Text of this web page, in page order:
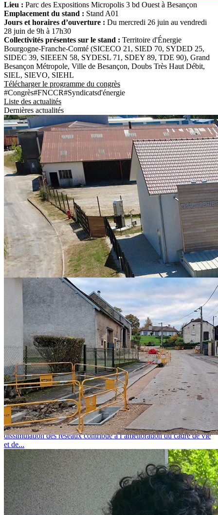
Lieu : Parc des Expositions Micropolis 3 bd Ouest à Besançon
Emplacement du stand : Stand A01
Jours et horaires d’ouverture : Du mercredi 26 juin au vendredi
28 juin de 9h à 17h30
Collectivités présentes sur le stand : Territoire d'Énergie
Bourgogne-Franche-Comté (SICECO 21, SIED 70, SYDED 25,
SIDEC 39, SIEEEN 58, SYDESL 71, SDEY 89, TDE 90), Grand
Besançon Métropole, Ville de Besançon, Doubs Très Haut Débit,
SIEL, SIEVO, SIEHL
Télécharger le programme du congrès
#Congrès#FNCCR#Syndicatsd'énergie
Liste des actualités
Dernières actualités
Contrat de Chaleur Renouvelable Territorial
mercredi 29 juillet 2026
CHALEUR RENOUVELABLE : DES AIDES POUR PASSER
À L'ACTION Depuis 2023, le SIED 70 pilote, pour le compte de
l’État et par l’intermédiaire de l’ADEME, le...
L'actualité des réseaux-secs
lundi 20 juillet 2026
APPEL À PROJETS DISSIMULATION DES RÉSEAUX
ENTERRER LES RÉSEAUX : POUR QUOI FAIRE ? La
dissimulation des réseaux contribue à l’amélioration du cadre de vie
et de...